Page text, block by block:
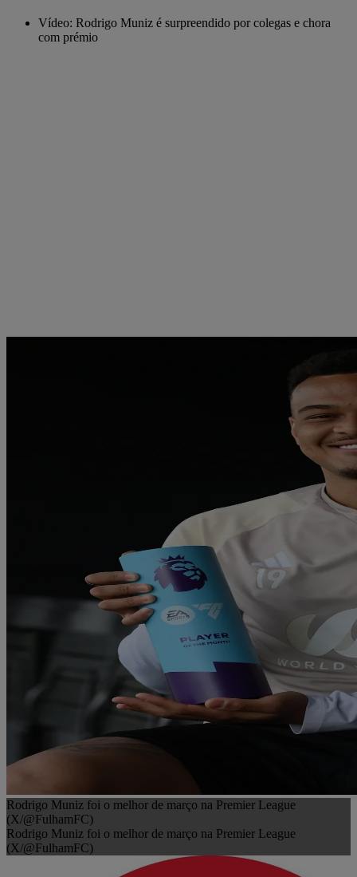
Vídeo: Rodrigo Muniz é surpreendido por colegas e chora
com prémio
Rodrigo Muniz foi o melhor de março na Premier League
(X/@FulhamFC)
Rodrigo Muniz foi o melhor de março na Premier League
(X/@FulhamFC)